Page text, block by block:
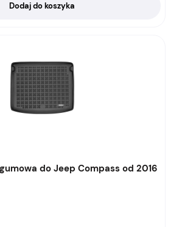
Dodaj do koszyka
do Jeep Compass od 2016